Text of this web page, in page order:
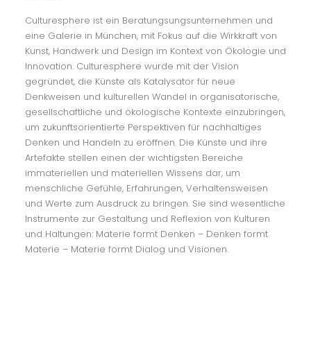
Culturesphere ist ein Beratungsungsunternehmen und
eine Galerie in München, mit Fokus auf die Wirkkraft von
Kunst, Handwerk und Design im Kontext von Ökologie und
Innovation. Culturesphere wurde mit der Vision
gegründet, die Künste als Katalysator für neue
Denkweisen und kulturellen Wandel in organisatorische,
gesellschaftliche und ökologische Kontexte einzubringen,
um zukunftsorientierte Perspektiven für nachhaltiges
Denken und Handeln zu eröffnen. Die Künste und ihre
Artefakte stellen einen der wichtigsten Bereiche
immateriellen und materiellen Wissens dar, um
menschliche Gefühle, Erfahrungen, Verhaltensweisen
und Werte zum Ausdruck zu bringen. Sie sind wesentliche
Instrumente zur Gestaltung und Reflexion von Kulturen
und Haltungen: Materie formt Denken – Denken formt
Materie – Materie formt Dialog und Visionen.